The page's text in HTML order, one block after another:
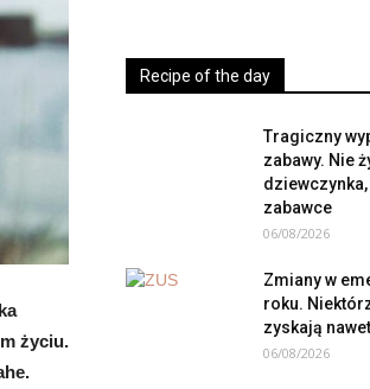
życiu.
Recipe of the day
Tragiczny
zabawy. Nie
dziewczynka,
zabawce
06/08/2026
Zmiany w
roku.
zyskają
06/08/2026